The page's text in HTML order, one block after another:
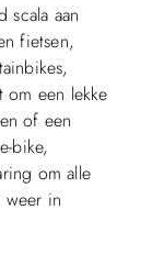
aan
fietsen,
om een lekke
of een
bike,
om alle
weer in